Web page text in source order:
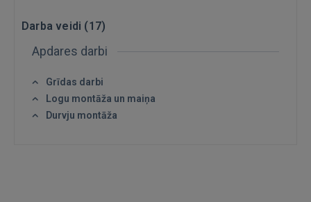
FACEBOOK
Darba veidi (17)
Apdares darbi
Grīdas darbi
Logu montāža un maiņa
Durvju montāža